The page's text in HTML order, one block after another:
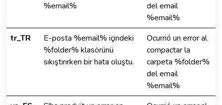
%email%
del email
%email%
tr_TR
E-posta %email% içindeki
%folder% klasörünü
sıkıştırırken bir hata oluştu.
Ocurrió un error al
compactar la
carpeta %folder%
del email
%email%